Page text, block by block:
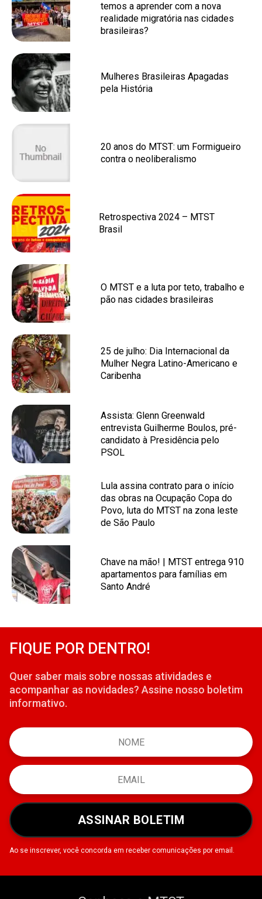
temos a aprender com a nova
realidade migratória nas cidades
brasileiras?
Mulheres Brasileiras Apagadas
pela História
20 anos do MTST: um Formigueiro
contra o neoliberalismo
Retrospectiva 2024 – MTST
Brasil
O MTST e a luta por teto, trabalho e
pão nas cidades brasileiras
25 de julho: Dia Internacional da
Mulher Negra Latino-Americano e
Caribenha
Assista: Glenn Greenwald
entrevista Guilherme Boulos, pré-
candidato à Presidência pelo
PSOL
Lula assina contrato para o início
das obras na Ocupação Copa do
Povo, luta do MTST na zona leste
de São Paulo
Chave na mão! | MTST entrega 910
apartamentos para famílias em
Santo André
FIQUE POR DENTRO!
Quer saber mais sobre nossas atividades e
acompanhar as novidades? Assine nosso boletim
informativo.
ASSINAR BOLETIM
Ao se inscrever, você concorda em receber comunicações por email.